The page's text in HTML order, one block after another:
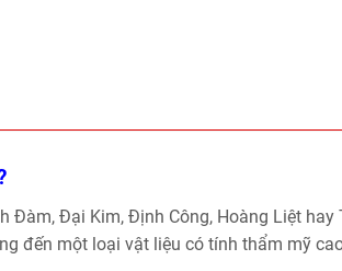
Đàm, Đại Kim, Định Công, Hoàng Liệt hay
đến một loại vật liệu có tính thẩm mỹ